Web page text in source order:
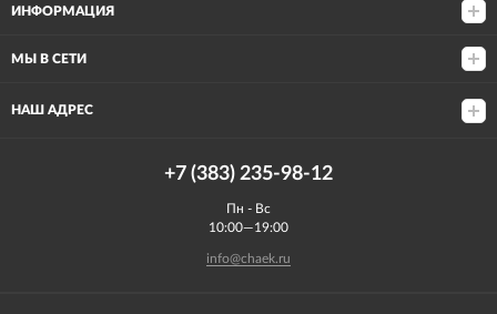
ИНФОРМАЦИЯ
МЫ В СЕТИ
НАШ АДРЕС
+7 (383) 235-98-12
Пн - Вс
10:00—19:00
info@chaek.ru